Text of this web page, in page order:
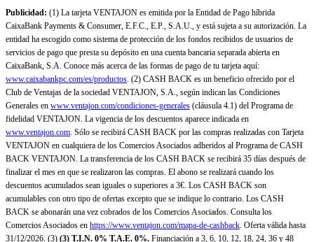
Publicidad: (1) La tarjeta VENTAJON es emitida por la Entidad de Pago híbrida
CaixaBank Payments & Consumer, E.F.C., E.P., S.A.U., y está sujeta a su autorización. La
entidad ha escogido como sistema de protección de los fondos recibidos de usuarios de
servicios de pago que presta su depósito en una cuenta bancaria separada abierta en
CaixaBank, S.A. Conoce más acerca de las formas de pago de tu tarjeta aquí:
www.caixabankpc.com/es/productos. (2) CASH BACK es un beneficio ofrecido por el
Club de Ventajas de la sociedad VENTAJON, S.A., según indican las Condiciones
Generales en www.ventajon.com/condiciones-generales (cláusula 4.1) del Programa de
fidelidad VENTAJON. La vigencia de los descuentos aparece indicada en
www.ventajon.com. Sólo se recibirá CASH BACK por las compras realizadas con Tarjeta
VENTAJON en cualquiera de los Comercios Asociados adheridos al Programa de CASH
BACK VENTAJON. La transferencia de los CASH BACK se recibirá 35 días después de
finalizar el mes en que se realizaron las compras. El abono se realizará cuando los
descuentos acumulados sean iguales o superiores a 3€. Los CASH BACK son
acumulables con otro tipo de ofertas excepto que se indique lo contrario. Los CASH
BACK se abonarán una vez cobrados de los Comercios Asociados. Consulta los
Comercios Asociados en https://www.ventajon.com/mapa-de-cashback. Oferta válida hasta
31/12/2026. (3) (3) T.I.N. 0% T.A.E. 0%. Financiación a 3, 6, 10, 12, 18, 24, 36 y 48